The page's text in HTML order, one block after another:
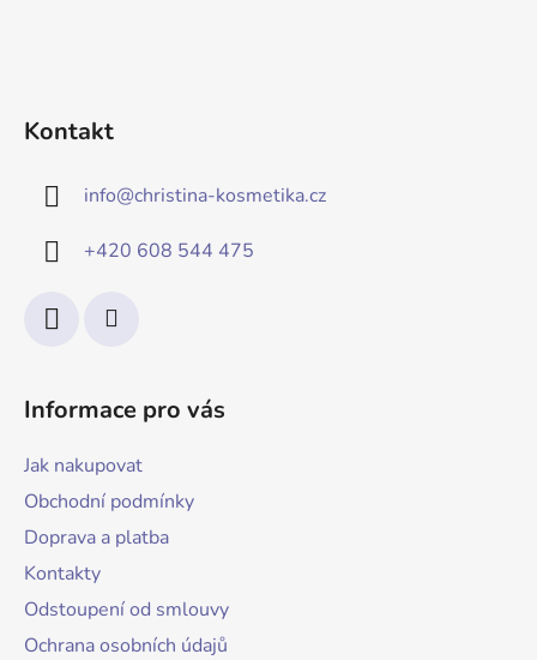
Kontakt
info@christina-kosmetika.cz
+420 608 544 475
Informace pro vás
Jak nakupovat
Obchodní podmínky
Doprava a platba
Kontakty
Odstoupení od smlouvy
Ochrana osobních údajů